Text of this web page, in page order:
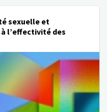
sexuelle et
l’effectivité des